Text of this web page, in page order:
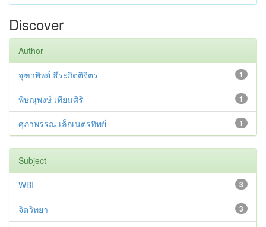
Discover
Author
1
จุฑาพิพย์ ธีระกิตติจิตร
1
พิษณุพงษ์ เทียนศิริ
1
ศุภาพรรณ เล็กเนตรทิพย์
Subject
3
WBI
3
จิตวิทยา